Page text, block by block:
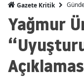
Gazete Kritik
Yağmur